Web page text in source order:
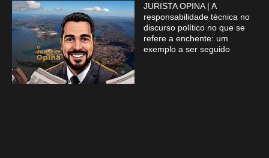
JURISTA OPINA | A
responsabilidade técnica no
discurso político no que se
refere a enchente: um
exemplo a ser seguido